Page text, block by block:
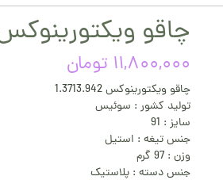
تغییر گذر
سفارشات چاقو ویکتورینوکس
۱۱,۸۰۰,۰۰۰ تومان
چاقو ویکتورینوکس 1.3713.942
تولید کشور : سوئیس
سایز : 91
جنس تیغه : استیل
وزن : 97 گرم
جنس دسته : پلاستیک